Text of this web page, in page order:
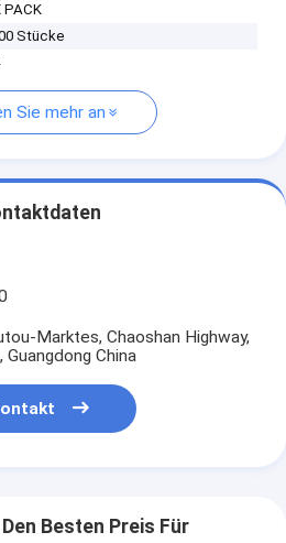
PACK
Stücke
Sie mehr an
Marktes, Chaoshan Highway,
Guangdong China
Besten Preis Für